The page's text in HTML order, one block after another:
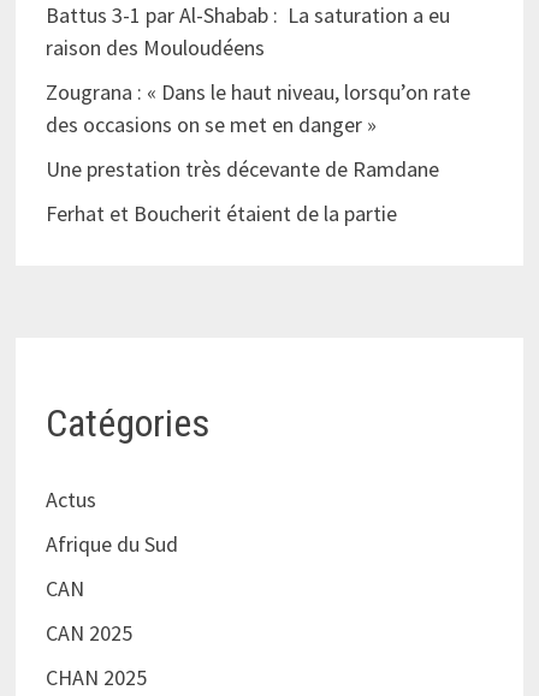
Battus 3-1 par Al-Shabab : La saturation a eu
raison des Mouloudéens
Zougrana : « Dans le haut niveau, lorsqu’on rate
des occasions on se met en danger »
Une prestation très décevante de Ramdane
Ferhat et Boucherit étaient de la partie
Catégories
Actus
Afrique du Sud
CAN
CAN 2025
CHAN 2025